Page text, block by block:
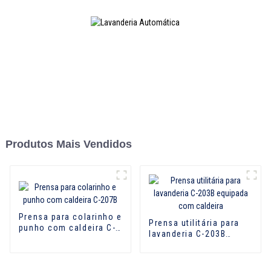
Produtos Mais Vendidos
Prensa para colarinho e
punho com caldeira C-
Prensa utilitária para
lavanderia C-203B